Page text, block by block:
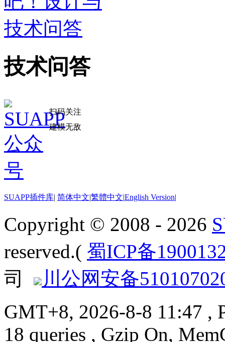
技术问答
扫码关注
建模无敌
SUAPP插件库| 简体中文|繁體中文|English Version|
Copyright © 2008 - 2026
reserved.( 蜀ICP备
司
川公网安备
GMT+8, 2026-8-8 11:47 ,
18 queries , Gzip On,